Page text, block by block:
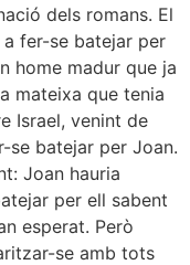
dels romans. El
fer-se batejar per
home madur que ja
mateixa que tenia
Israel, venint de
se batejar per Joan.
Joan hauria
per ell sabent
esperat. Però
se amb tots